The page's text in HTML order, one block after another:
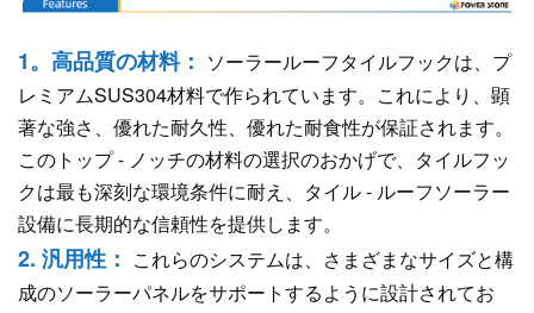
1。高品質の材料： ソーラールーフタイルフックは、プ
レミアムSUS304材料で作られています。これにより、顕
著な強さ、優れた耐久性、優れた耐食性が保証されます。
このトップ - ノッチの材料の選択のおかげで、タイルフッ
クは最も深刻な環境条件に耐え、タイル - ルーフソーラー
設備に長期的な信頼性を提供します。
2. 汎用性： これらのシステムは、さまざまなサイズと構
成のソーラーパネルをサポートするように設計されてお